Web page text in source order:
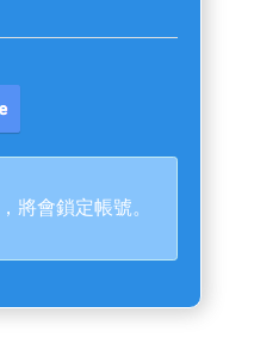
將會鎖定帳號。